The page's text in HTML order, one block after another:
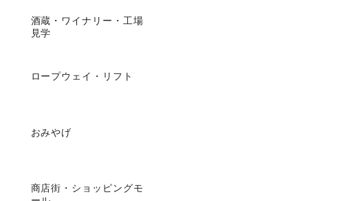
酒蔵・ワイナリー・工場
見学
ロープウェイ・リフト
おみやげ
商店街・ショッピングモ